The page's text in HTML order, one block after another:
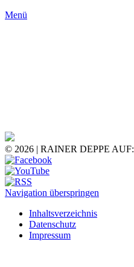
Menü
© 2026 | RAINER DEPPE AUF:
Navigation überspringen
Inhaltsverzeichnis
Datenschutz
Impressum